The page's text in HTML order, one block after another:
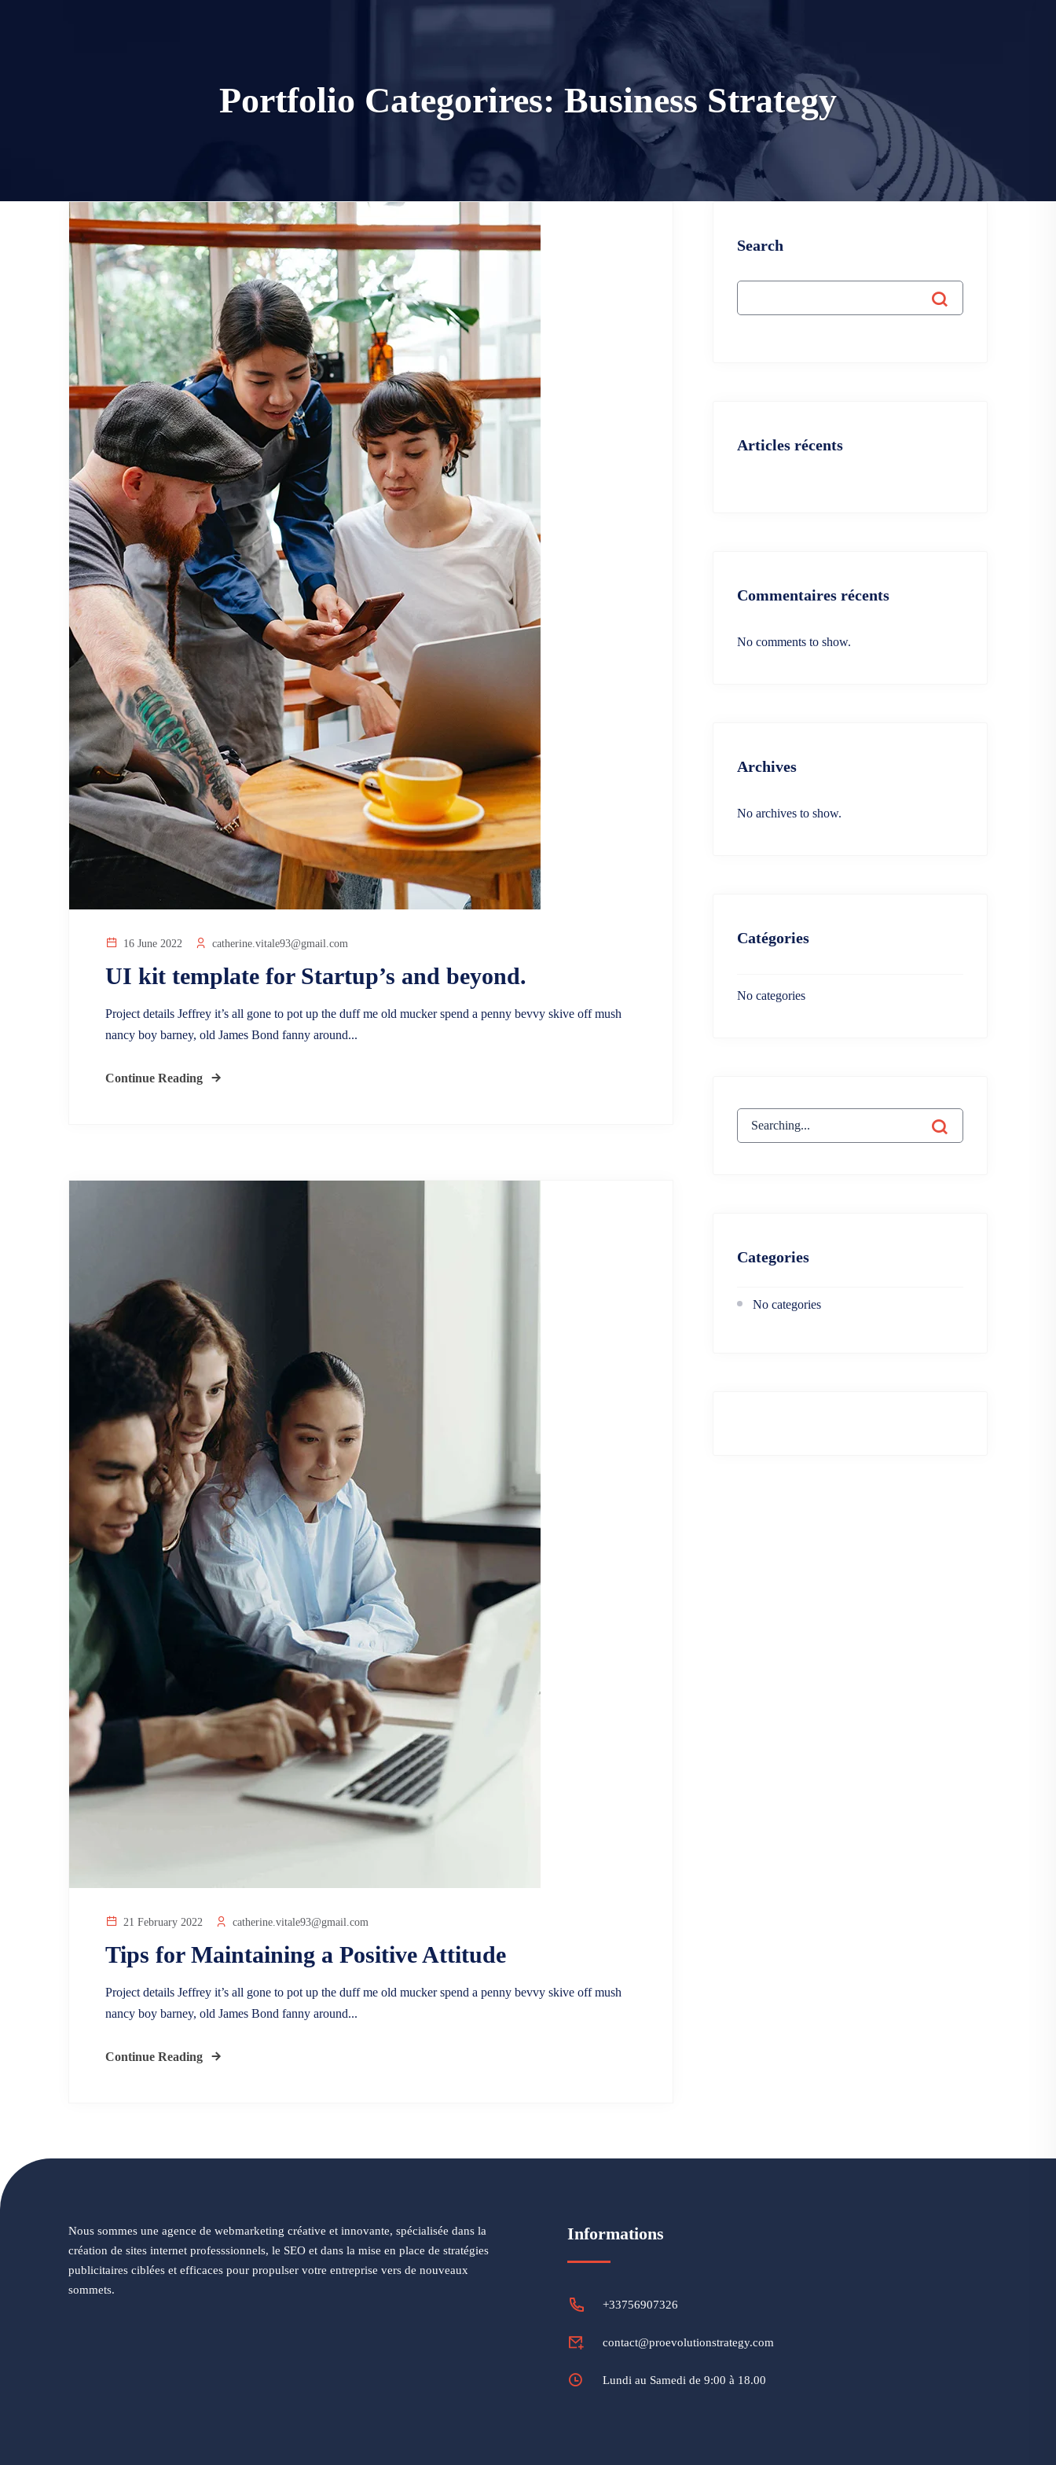
Portfolio Categorires: Business Strategy
16 June 2022 catherine.vitale93@gmail.com
UI kit template for Startup’s and beyond.
Project details Jeffrey it’s all gone to pot up the duff me old mucker spend a penny bevvy skive off mush
nancy boy barney, old James Bond fanny around...
Continue Reading
21 February 2022 catherine.vitale93@gmail.com
Tips for Maintaining a Positive Attitude
Project details Jeffrey it’s all gone to pot up the duff me old mucker spend a penny bevvy skive off mush
nancy boy barney, old James Bond fanny around...
Continue Reading
Search
Articles récents
Commentaires récents
No comments to show.
Archives
No archives to show.
Catégories
No categories
Search
for:
Categories
No categories
Nous sommes une agence de webmarketing créative et innovante, spécialisée dans la
création de sites internet professsionnels, le SEO et dans la mise en place de stratégies
publicitaires ciblées et efficaces pour propulser votre entreprise vers de nouveaux
sommets.
Informations
+33756907326
contact@proevolutionstrategy.com
Lundi au Samedi de 9:00 à 18.00